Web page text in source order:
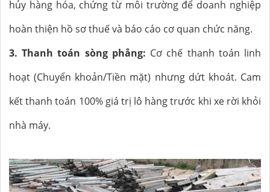
hủy hàng hóa, chứng từ môi trường để doanh nghiệp
hoàn thiện hồ sơ thuế và báo cáo cơ quan chức năng.
3. Thanh toán sòng phẳng: Cơ chế thanh toán linh
hoạt (Chuyển khoản/Tiền mặt) nhưng dứt khoát. Cam
kết thanh toán 100% giá trị lô hàng trước khi xe rời khỏi
nhà máy.